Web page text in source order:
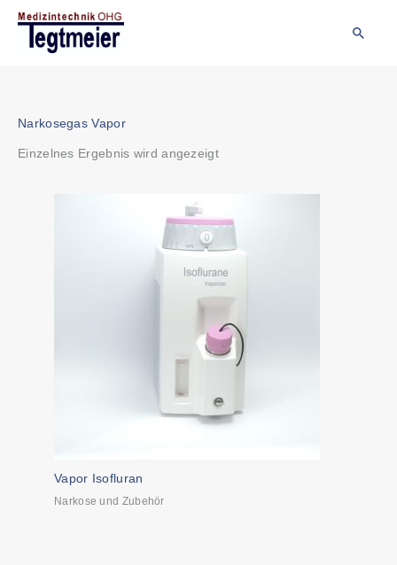
Inhalt
springen
Narkosegas Vapor
Einzelnes Ergebnis wird angezeigt
Vapor Isofluran
Narkose und Zubehör